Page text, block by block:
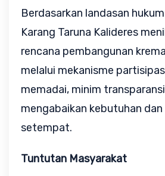
Berdasarkan landasan
Karang Taruna Kalideres
rencana pembangunan
melalui mekanisme
memadai, minim
mengabaikan kebutuhan
setempat.
Tuntutan Masyarakat